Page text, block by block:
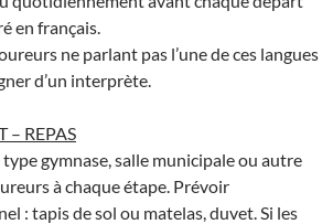
en français.
ne parlant pas l’une de ces langues
d’un interprète.
– REPAS
gymnase, salle municipale ou autre
à chaque étape. Prévoir
: tapis de sol ou matelas, duvet. Si les